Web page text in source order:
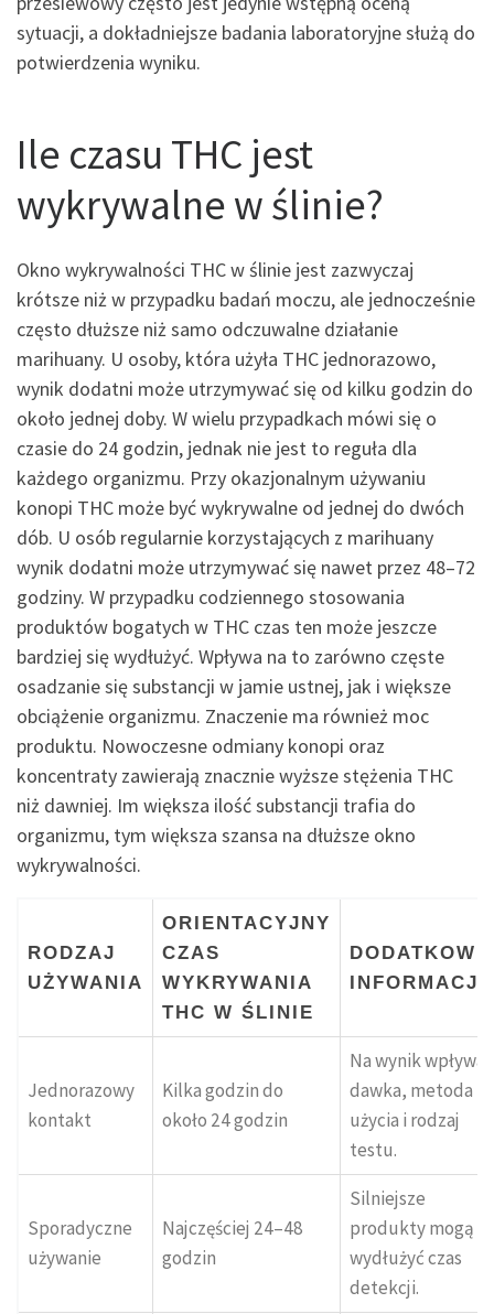
sytuacji, a dokładniejsze badania laboratoryjne służą do
potwierdzenia wyniku.
Ile czasu THC jest
wykrywalne w ślinie?
Okno wykrywalności THC w ślinie jest zazwyczaj
krótsze niż w przypadku badań moczu, ale jednocześnie
często dłuższe niż samo odczuwalne działanie
marihuany. U osoby, która użyła THC jednorazowo,
wynik dodatni może utrzymywać się od kilku godzin do
około jednej doby. W wielu przypadkach mówi się o
czasie do 24 godzin, jednak nie jest to reguła dla
każdego organizmu. Przy okazjonalnym używaniu
konopi THC może być wykrywalne od jednej do dwóch
dób. U osób regularnie korzystających z marihuany
wynik dodatni może utrzymywać się nawet przez 48–72
godziny. W przypadku codziennego stosowania
produktów bogatych w THC czas ten może jeszcze
bardziej się wydłużyć. Wpływa na to zarówno częste
osadzanie się substancji w jamie ustnej, jak i większe
obciążenie organizmu. Znaczenie ma również moc
produktu. Nowoczesne odmiany konopi oraz
koncentraty zawierają znacznie wyższe stężenia THC
niż dawniej. Im większa ilość substancji trafia do
organizmu, tym większa szansa na dłuższe okno
wykrywalności.
RODZAJ
UŻYWANIA
ORIENTACYJNY
CZAS
WYKRYWANIA
THC W ŚLINIE
DODATKOWE
INFORMACJE
Jednorazowy
kontakt
Kilka godzin do
około 24 godzin
Na wynik wpływa
dawka, metoda
użycia i rodzaj
testu.
Sporadyczne
używanie
Najczęściej 24–48
godzin
Silniejsze
produkty mogą
wydłużyć czas
detekcji.